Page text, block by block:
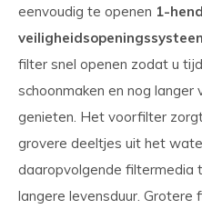
eenvoudig te openen 1-
filter snel openen zodat u
schoonmaken en nog langer
genieten. Het voorfilter
grovere deeltjes uit het
daaropvolgende filtermedia
langere levensduur. Grotere